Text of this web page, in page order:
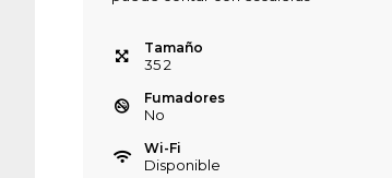
Tamaño
352
Fumadores
No
Wi-Fi
Disponible